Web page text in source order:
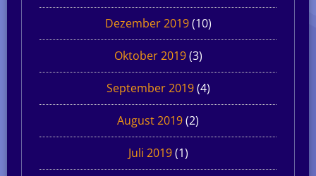
Dezember 2019(10)
Oktober 2019(3)
September 2019(4)
August 2019(2)
Juli 2019(1)